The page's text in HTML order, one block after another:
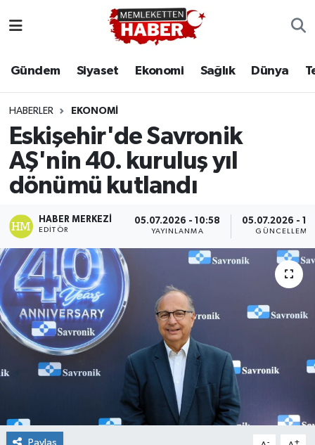
Gündem Siyaset Ekonomi Sağlık Dünya
HABERLER EKONOMI
Eskişehir'de Savronik
AŞ'nin 40. kuruluş yıl
dönümü kutlandı
HABER MERKEZI
EDITÖR
05.07.2026 - 10:58
YAYINLANMA
05.07.2026 -
GÜNCELLEME
Paylaş - +